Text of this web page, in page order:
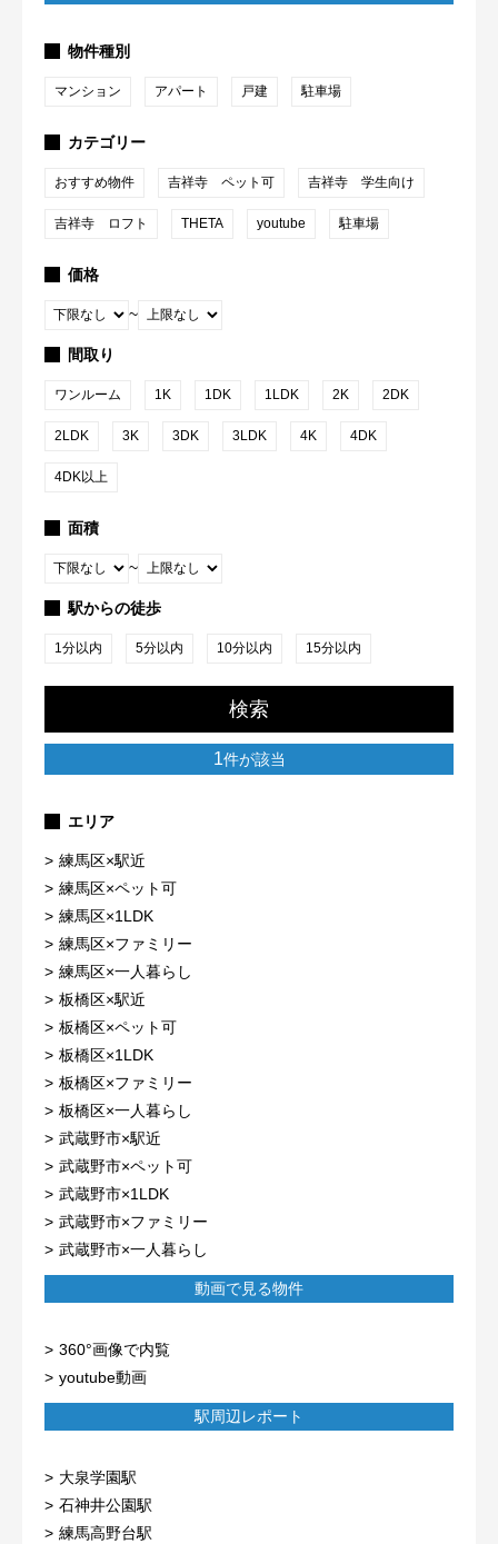
物件種別
マンション アパート 戸建 駐車場
カテゴリー
おすすめ物件 吉祥寺 ペット可 吉祥寺 学生向け
吉祥寺 ロフト THETA youtube 駐車場
価格
~
間取り
ワンルーム 1K 1DK 1LDK 2K 2DK
2LDK 3K 3DK 3LDK 4K 4DK
4DK以上
面積
~
駅からの徒歩
1分以内 5分以内 10分以内 15分以内
検索
1件が該当
エリア
練馬区×駅近
練馬区×ペット可
練馬区×1LDK
練馬区×ファミリー
練馬区×一人暮らし
板橋区×駅近
板橋区×ペット可
板橋区×1LDK
板橋区×ファミリー
板橋区×一人暮らし
武蔵野市×駅近
武蔵野市×ペット可
武蔵野市×1LDK
武蔵野市×ファミリー
武蔵野市×一人暮らし
動画で見る物件
360°画像で内覧
youtube動画
駅周辺レポート
大泉学園駅
石神井公園駅
練馬高野台駅